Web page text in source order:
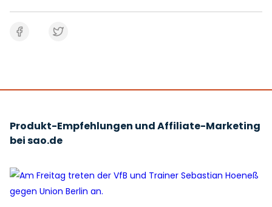
Produkt-Empfehlungen und Affiliate-Marketing
bei sao.de